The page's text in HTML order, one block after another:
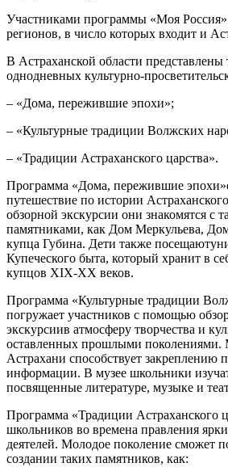
Участниками программы «Моя Россия»
регионов, в число которых входит и
В Астраханской области представлены
однодневных культурно-
– «Дома, пережившие эпохи»;
– «Культурные традиции Волжских
– «Традиции Астраханского царства».
Программа «Дома, пережившие
путешествие по истории
обзорной экскурсии они знакомятся с
памятниками, как Дом Меркульева,
купца Губина. Дети также
Купеческого быта, который хранит в
купцов XIX-XX веков.
Программа «Культурные традиции
погружает участников с помощью
экскурсиив атмосферу творчества и
оставленных прошлыми поколениями.
Астрахани способствует закреплению
информации. В музее школьники
посвященные литературе, музыке и
Программа «Традиции Астраханского
школьников во времена правления
деятелей. Молодое поколение сможет
создании таких памятников, как: